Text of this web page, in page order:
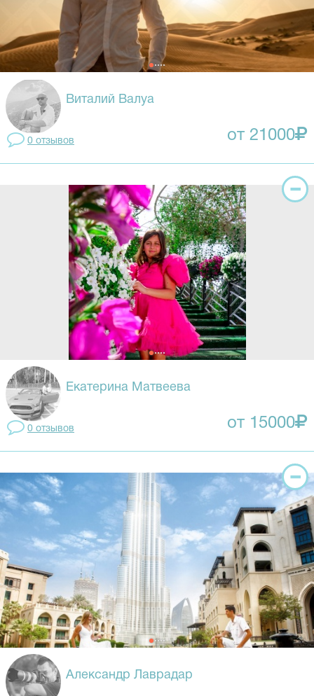
Виталий Валуа
0 отзывов от 21000
Екатерина Матвеева
0 отзывов от 15000
Александр Лаврадар